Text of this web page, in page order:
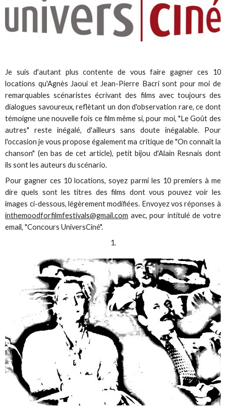
Je suis d'autant plus contente de vous faire gagner ces 10
locations qu'Agnès Jaoui et Jean-Pierre Bacri sont pour moi de
remarquables scénaristes écrivant des films avec toujours des
dialogues savoureux, reflètant un don d'observation rare, ce dont
témoigne une nouvelle fois ce film même si, pour moi, "Le Goût des
autres" reste inégalé, d'ailleurs sans doute inégalable. Pour
l'occasion je vous propose également ma critique de "On connaît la
chanson" (en bas de cet article), petit bijou d'Alain Resnais dont
ils sont les auteurs du scénario.
Pour gagner ces 10 locations, soyez parmi les 10 premiers à me
dire quels sont les titres des films dont vous pouvez voir les
images ci-dessous, légèrement modifiées. Envoyez vos réponses à
inthemoodforfilmfestivals@gmail.com avec, pour intitulé de votre
email, "Concours UniversCiné".
1.